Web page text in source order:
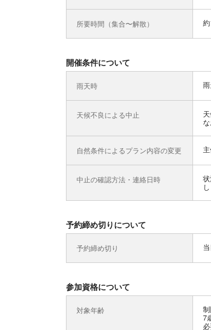
所要時間（集合〜解散）
開催条件について
雨天時
天候不良による中止
自然条件によるプラン内容の変更
中止の確認方法・連絡日時
予約締め切りについて
予約締め切り
参加資格について
対象年齢
7